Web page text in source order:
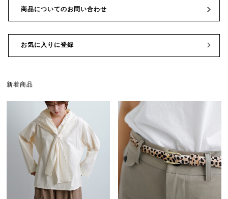
商品についてのお問い合わせ
お気に入りに登録
新着商品